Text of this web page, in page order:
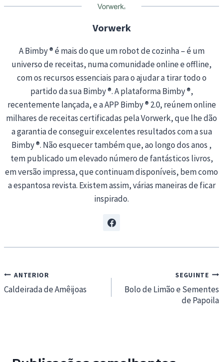
g
Vorwerk
A Bimby ® é mais do que um robot de cozinha – é um
universo de receitas, numa comunidade online e offline,
com os recursos essenciais para o ajudar a tirar todo o
partido da sua Bimby ®. A plataforma Bimby ®,
recentemente lançada, e a APP Bimby ® 2.0, reúnem online
milhares de receitas certificadas pela Vorwerk, que lhe dão
a garantia de conseguir excelentes resultados com a sua
Bimby ®. Não esquecer também que, ao longo dos anos ,
tem publicado um elevado número de fantásticos livros,
em versão impressa, que continuam disponíveis, bem como
a espantosa revista. Existem assim, várias maneiras de ficar
inspirado.
Navegação
de
ANTERIOR
Caldeirada de Amêijoas
SEGUINTE
Bolo de Limão e Sementes
de Papoila